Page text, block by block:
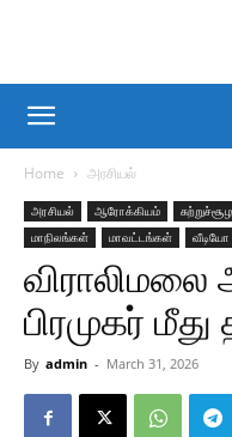
Home அரசியல்
அரசியல் ஆரோக்கியம்
மாநிலங்கள்
மாவட்டங்கள் வீடியோ
விராலிமலை
பிரமுகர்
By admin - March 31, 2026